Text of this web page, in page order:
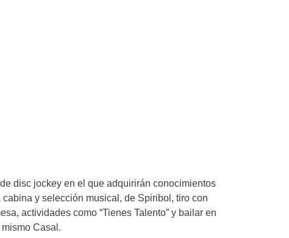
disc jockey en el que adquirirán conocimientos
y selección musical, de Spiribol, tiro con
actividades como “Tienes Talento” y bailar en
Casal.